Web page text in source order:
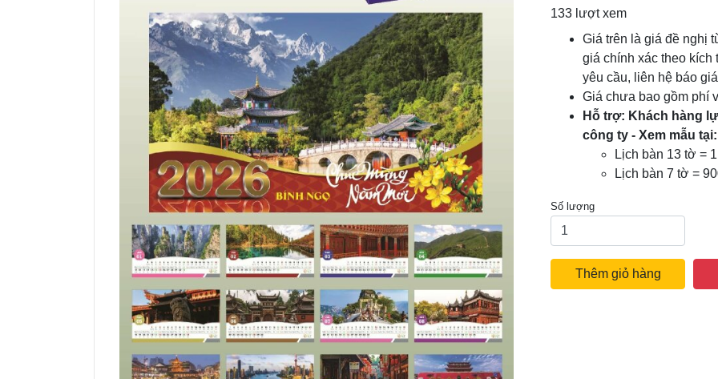
133 lượt xem
Giá trên là giá đề nghị
giá chính xác theo
yêu cầu, liên hệ báo
Giá chưa bao gồm phí
Hỗ trợ: Khách hàng
công ty - Xem mẫu tại:
Lịch bàn 13 tờ =
Lịch bàn 7 tờ =
Số lượng
Thêm giỏ hàng